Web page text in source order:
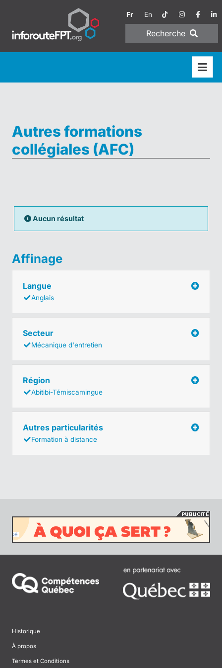
Fr En
Recherche
Autres formations
collégiales (AFC)
Aucun résultat
Affinage
Langue
Anglais
Secteur
Mécanique d'entretien
Région
Abitibi-Témiscamingue
Autres particularités
Formation à distance
Historique
À propos
Termes et Conditions